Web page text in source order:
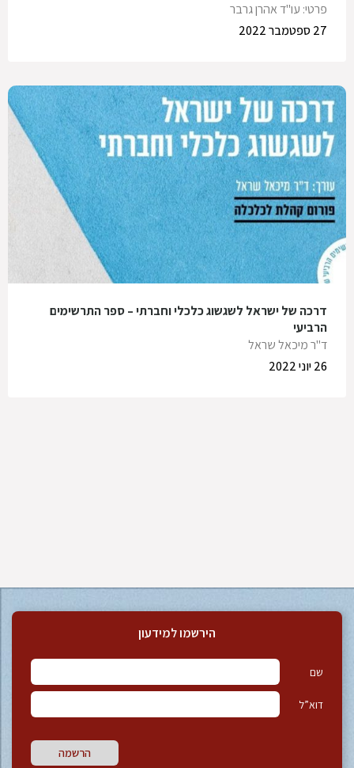
פרטי: עו"ד אהרן גרבר
27 ספטמבר 2022
דרכה של ישראל לשגשוג כלכלי וחברתי – ספר התרשימים
הרביעי
ד"ר מיכאל שראל
26 יוני 2022
הירשמו למידעון
שם
דוא”ל
הרשמה